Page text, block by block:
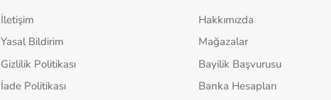
İletişim
Yasal Bildirim
Gizlilik Politikası
İade Politikası
Hakkımızda
Mağazalar
Bayilik Başvurusu
Banka Hesapları